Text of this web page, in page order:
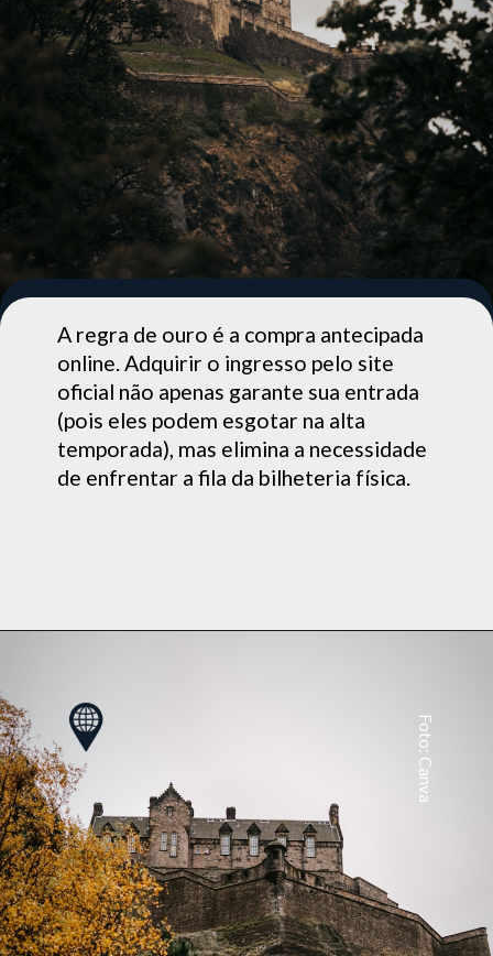
A regra de ouro é a compra antecipada
online. Adquirir o ingresso pelo site
oficial não apenas garante sua entrada
(pois eles podem esgotar na alta
temporada), mas elimina a necessidade
de enfrentar a fila da bilheteria física.
Foto: Canva